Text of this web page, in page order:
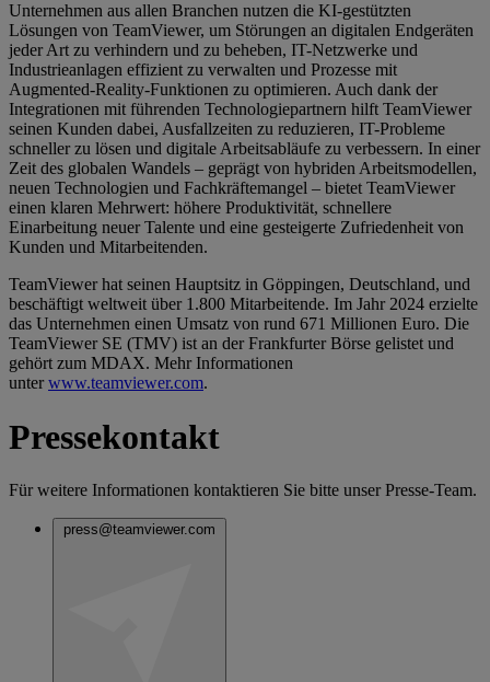
Unternehmen aus allen Branchen nutzen die KI-gestützten
Lösungen von TeamViewer, um Störungen an digitalen Endgeräten
jeder Art zu verhindern und zu beheben, IT-Netzwerke und
Industrieanlagen effizient zu verwalten und Prozesse mit
Augmented-Reality-Funktionen zu optimieren. Auch dank der
Integrationen mit führenden Technologiepartnern hilft TeamViewer
seinen Kunden dabei, Ausfallzeiten zu reduzieren, IT-Probleme
schneller zu lösen und digitale Arbeitsabläufe zu verbessern. In einer
Zeit des globalen Wandels – geprägt von hybriden Arbeitsmodellen,
neuen Technologien und Fachkräftemangel – bietet TeamViewer
einen klaren Mehrwert: höhere Produktivität, schnellere
Einarbeitung neuer Talente und eine gesteigerte Zufriedenheit von
Kunden und Mitarbeitenden.
TeamViewer hat seinen Hauptsitz in Göppingen, Deutschland, und
beschäftigt weltweit über 1.800 Mitarbeitende. Im Jahr 2024 erzielte
das Unternehmen einen Umsatz von rund 671 Millionen Euro. Die
TeamViewer SE (TMV) ist an der Frankfurter Börse gelistet und
gehört zum MDAX. Mehr Informationen
unterwww.teamviewer.com.
Pressekontakt
Für weitere Informationen kontaktieren Sie bitte unser Presse-Team.
press@teamviewer.com